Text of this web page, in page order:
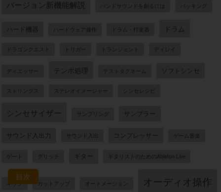
目次
バージョン新機能解説 バンドサウンドを創るには バッキング
ハード機器 ハードウェア操作 ドラム・打楽器 ドラム
ドラゴンクエスト トリガー トランジェント ディレイ
ディエッサー テンポ処理 テストタグネーム ソフトシンセ
ストリングス ステレオイメージャー シンセレシピ
シンセサイザー サンプリング サンプラー
サウンド入出力 サウンド入出 コンプレッサー ゲーム音楽
ゲート グリッチ ギター ギタリストのためのAbleton Live
キック カットアップ オートメーション オーディオ操作